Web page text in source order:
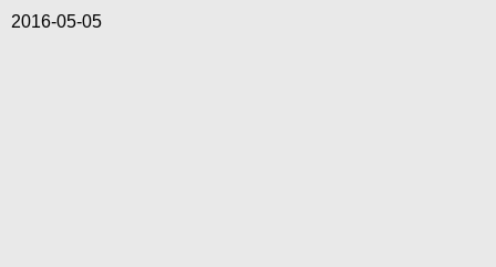
2016-05-05